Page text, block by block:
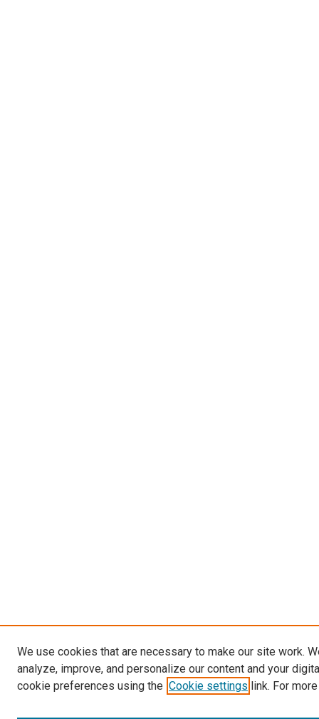
We use cookies that are necessary to make our site work.
analyze, improve, and personalize our content and your
cookie preferences using the Cookie settings link. For